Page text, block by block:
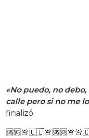
«No puedo, no
calle pero si no me
finalizó.